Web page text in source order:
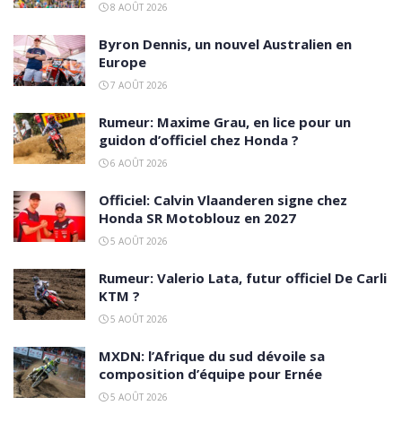
8 AOÛT 2026
Byron Dennis, un nouvel Australien en
Europe
7 AOÛT 2026
Rumeur: Maxime Grau, en lice pour un
guidon d’officiel chez Honda ?
6 AOÛT 2026
Officiel: Calvin Vlaanderen signe chez
Honda SR Motoblouz en 2027
5 AOÛT 2026
Rumeur: Valerio Lata, futur officiel De Carli
KTM ?
5 AOÛT 2026
MXDN: l’Afrique du sud dévoile sa
composition d’équipe pour Ernée
5 AOÛT 2026